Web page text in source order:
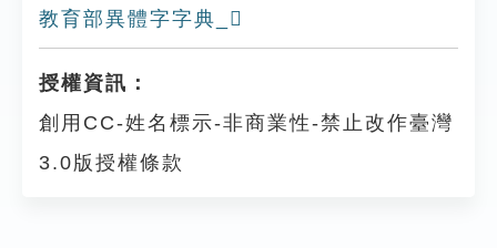
教育部異體字字典_𡯨
授權資訊：
創用CC-姓名標示-非商業性-禁止改作臺灣
3.0版授權條款